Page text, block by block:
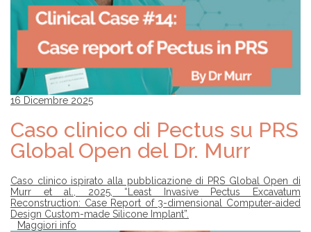
16 Dicembre 2025
Caso clinico di Pectus su PRS
Global Open del Dr. Murr
Caso clinico ispirato alla pubblicazione di PRS Global Open di
Murr et al., 2025, “Least Invasive Pectus Excavatum
Reconstruction: Case Report of 3-dimensional Computer-aided
Design Custom-made Silicone Implant”.
Maggiori info